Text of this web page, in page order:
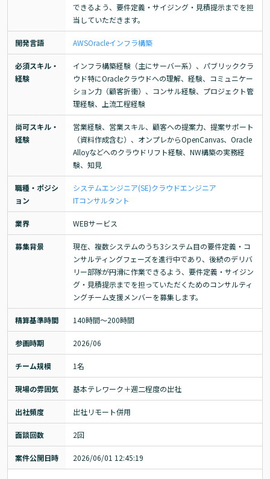
できるよう、要件定義・サイジング・見積提示までを担
当していただきます。
開発言語 AWSOracleインフラ構築
必須スキル・
経験
インフラ構築経験（主にサーバー系）、パブリッククラ
ウド特にOracleクラウドへの理解、経験、コミュニケー
ション力（顧客折衝）、コンサル経験、プロジェクト管
理経験、上流工程経験
尚可スキル・
経験
営業経験、営業スキル、顧客への提案力、提案サポート
（資料作成含む）、オンプレからOpenCanvas、Oracle
Alloyなどへのクラウドリフト経験、NW構築の実務経
験、知見
職種・ポジシ
ョン
システムエンジニア(SE)クラウドエンジニア
ITコンサルタント
業界 WEBサービス
募集背景
現在、複数システムのうち3システム目の要件定義・コ
ンサルティングフェーズを進行中であり、後続のデリバ
リー部隊が円滑に作業できるよう、要件定義・サイジン
グ・見積提示までを担っていただくためのコンサルティ
ングチーム支援メンバーを募集します。
精算基準時間 140時間〜200時間
参画時期 2026/06
チーム規模 1名
現場の雰囲気 基本テレワーク＋週二程度の出社
出社頻度 出社リモート併用
面談回数 2回
案件公開日時 2026/06/01 12:45:19